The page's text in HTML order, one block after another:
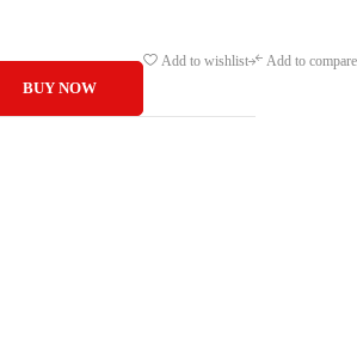
BUY NOW
Add to wishlist Add to compare